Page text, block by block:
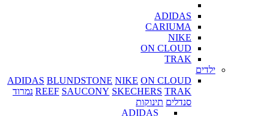
ADIDAS
CARIUMA
NIKE
ON CLOUD
TRAK
ילדים
ADIDAS BLUNDSTONE NIKE ON CLOUD
REEF SAUCONY SKECHERS TRAK
נמרוד
סנדלים תינוקות
ADIDAS